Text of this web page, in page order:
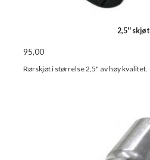
2,5'' skjøt
95,00
Rørskjøt i størrelse 2,5" av høy kvalitet.